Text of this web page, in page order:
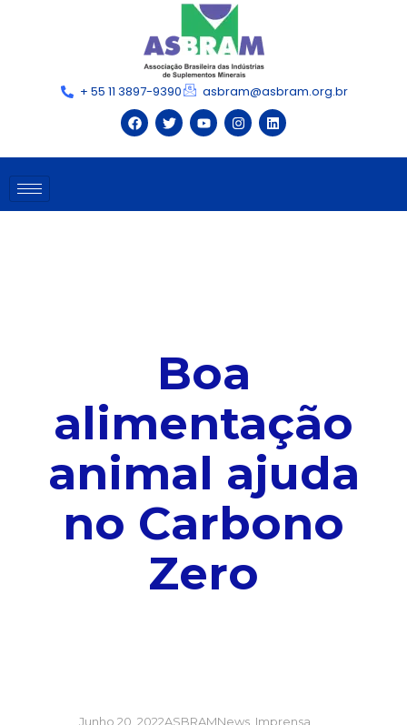
+ 55 11 3897-9390 asbram@asbram.org.br
Boa
alimentação
animal ajuda
no Carbono
Zero
Junho 20, 2022ASBRAMNews, Imprensa